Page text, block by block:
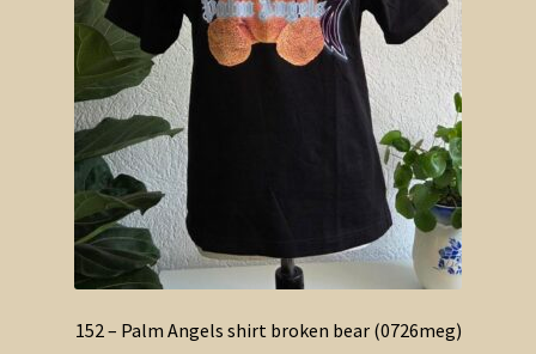
Contact en nieuwsbrief
152 – Palm Angels shirt broken bear (0726meg)